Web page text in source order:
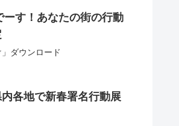
ーす！あなたの街の行動
ダウンロード
各地で新春署名行動展